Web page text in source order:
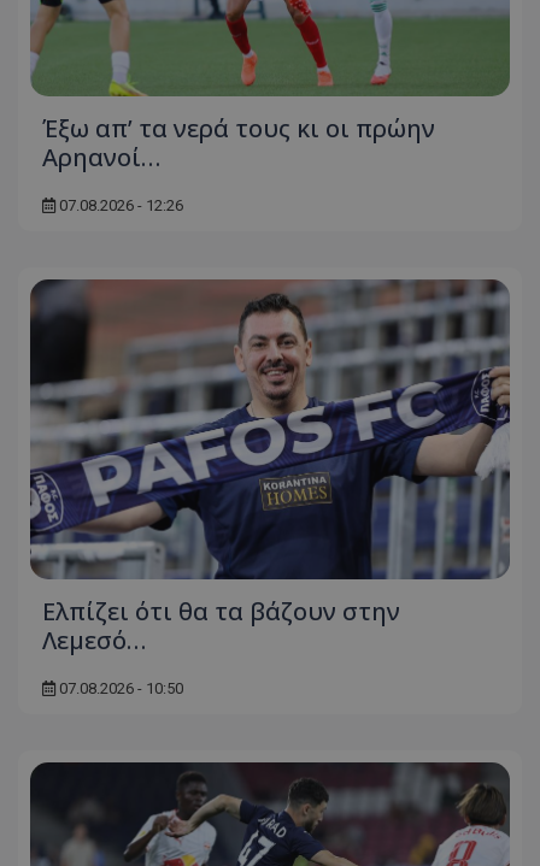
Έξω απ’ τα νερά τους κι οι πρώην
Αρηανοί…
07.08.2026 - 12:26
Ελπίζει ότι θα τα βάζουν στην
Λεμεσό…
07.08.2026 - 10:50